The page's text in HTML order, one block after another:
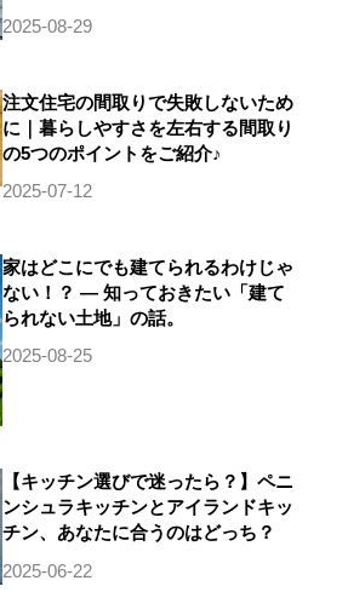
2025-08-29
注文住宅の間取りで失敗しないため
に｜暮らしやすさを左右する間取り
の5つのポイントをご紹介♪
2025-07-12
家はどこにでも建てられるわけじゃ
ない！？ ― 知っておきたい「建て
られない土地」の話。
2025-08-25
【キッチン選びで迷ったら？】ペニ
ンシュラキッチンとアイランドキッ
チン、あなたに合うのはどっち？
2025-06-22